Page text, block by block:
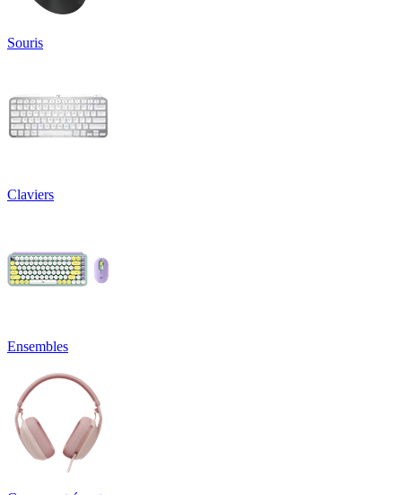
Souris
Claviers
Ensembles